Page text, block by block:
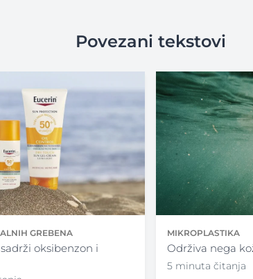
Povezani tekstovi
GREBENA
oksibenzon i
MIKROPLASTIKA
Održiva nega
5 minuta čitanja